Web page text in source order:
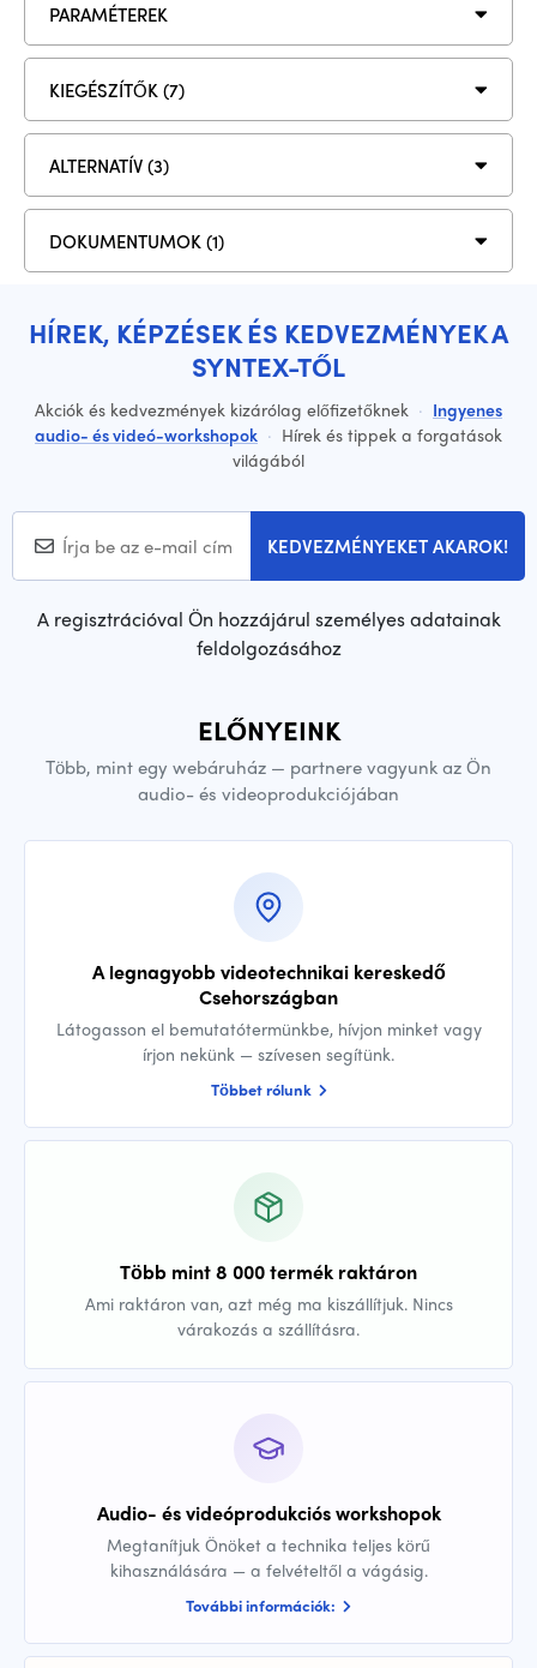
PARAMÉTEREK
KIEGÉSZÍTŐK (7)
ALTERNATÍV (3)
DOKUMENTUMOK (1)
HÍREK, KÉPZÉSEK ÉS KEDVEZMÉNYEK A
SYNTEX-TŐL
Akciók és kedvezmények kizárólag előfizetőknek · Ingyenes
audio- és videó-workshopok · Hírek és tippek a forgatások
világából
KEDVEZMÉNYEKET AKAROK!
A regisztrációval Ön hozzájárul személyes adatainak
feldolgozásához
ELŐNYEINK
Több, mint egy webáruház — partnere vagyunk az Ön
audio- és videoprodukciójában
A legnagyobb videotechnikai kereskedő
Csehországban
Látogasson el bemutatótermünkbe, hívjon minket vagy
írjon nekünk — szívesen segítünk.
Többet rólunk
Több mint 8 000 termék raktáron
Ami raktáron van, azt még ma kiszállítjuk. Nincs
várakozás a szállításra.
Audio- és videóprodukciós workshopok
Megtanítjuk Önöket a technika teljes körű
kihasználására — a felvételtől a vágásig.
További információk: